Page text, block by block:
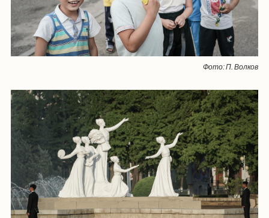
Фото: П. Волков